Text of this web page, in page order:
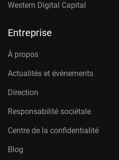
Western Digital Capital
Entreprise
À propos
Actualités et événements
Direction
Responsabilité sociétale
Centre de la confidentialité
Blog